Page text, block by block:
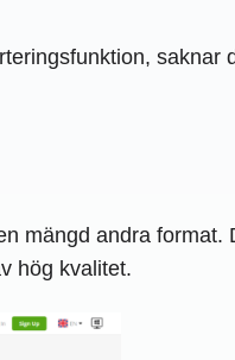
saknar
mängd andra format.
hög kvalitet.